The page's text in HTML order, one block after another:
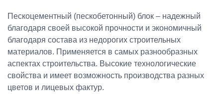
Пескоцементный (пескобетонный) блок – надежный
благодаря своей высокой прочности и экономичный
благодаря состава из недорогих строительных
материалов. Применяется в самых разнообразных
аспектах строительства. Высокие технологические
свойства и имеет возможность производства разных
цветов и лицевых фактур.